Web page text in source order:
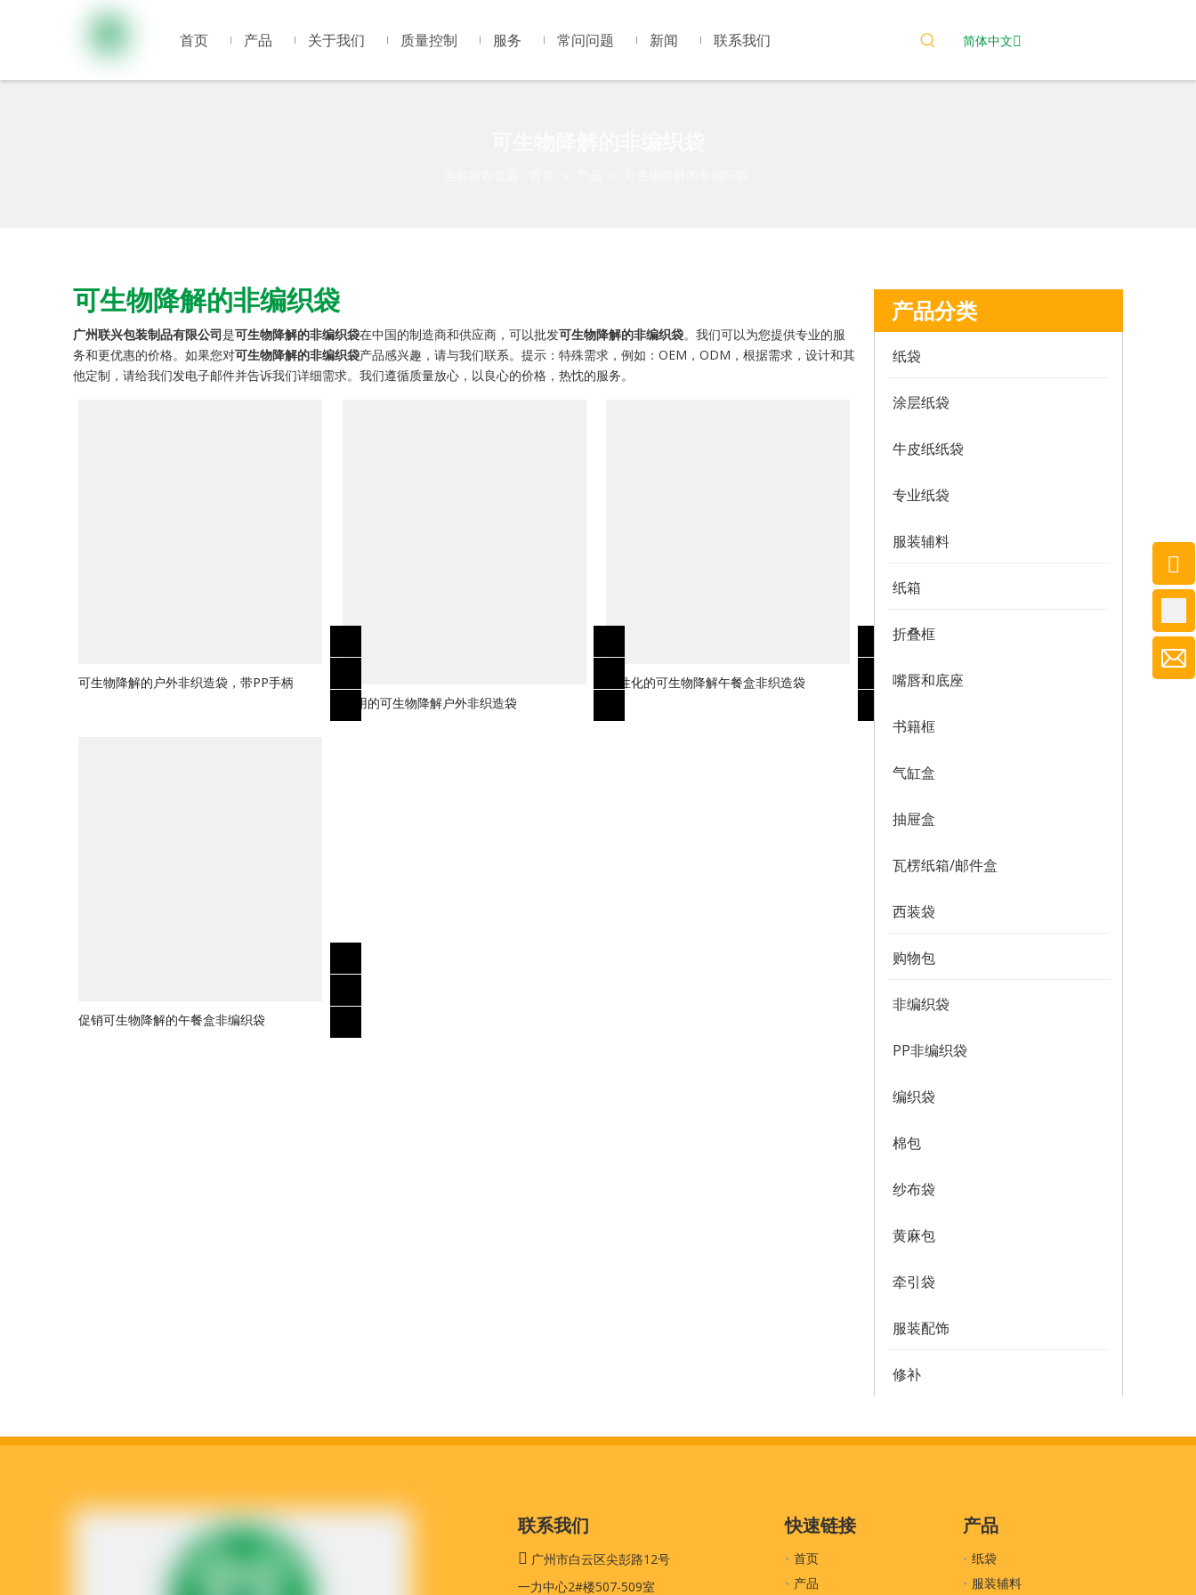
首页 产品 关于我们 质量控制 服务 常问问题 新闻 联系我们 简体中文
可生物降解的非编织袋
广州联兴包装制品有限公司是可生物降解的非编织袋在中国的制造商和供应商，可以批发可生物降解的非编织袋。我们可以为您提供专业的服
务和更优惠的价格。如果您对可生物降解的非编织袋产品感兴趣，请与我们联系。提示：特殊需求，例如：OEM，ODM，根据需求，设计和其
他定制，请给我们发电子邮件并告诉我们详细需求。我们遵循质量放心，以良心的价格，热忱的服务。
可生物降解的户外非织造袋，带PP手柄
视频
耐用的可生物降解户外非织造袋
个性化的可生物降解午餐盒非织造袋
促销可生物降解的午餐盒非编织袋
产品分类
纸袋
涂层纸袋
牛皮纸纸袋
专业纸袋
服装辅料
纸箱
折叠框
嘴唇和底座
书籍框
气缸盒
抽屉盒
瓦楞纸箱/邮件盒
西装袋
购物包
非编织袋
PP非编织袋
编织袋
棉包
纱布袋
黄麻包
牵引袋
服装配饰
修补
联系我们
 广州市白云区尖彭路12号
一力中心2#楼507-509室
快速链接
首页
产品
产品
纸袋
服装辅料